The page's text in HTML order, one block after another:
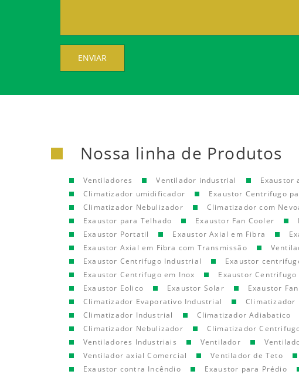
ENVIAR
Nossa linha de Produtos
Ventiladores Ventilador industrial Exaustor
Climatizador umidificador
Exaustor Centrifugo
Climatizador Nebulizador
Climatizador com
Exaustor para Telhado
Exaustor Fan Cooler
Exaustor Portatil
Exaustor Axial em Fibra
Exaustor Axial em Fibra com Transmissão
Exaustor Centrifugo Industrial
Exaustor
Exaustor Centrifugo em Inox
Exaustor Centrifugo
Exaustor Eolico
Exaustor Solar Exaustor
Climatizador Evaporativo Industrial
Climatizador
Climatizador Industrial
Climatizador Adiabatico
Climatizador Nebulizador
Climatizador
Ventiladores Industriais
Ventilador
Ventilador axial Comercial
Ventilador de Teto
Exaustor contra Incêndio
Exaustor para Prédio